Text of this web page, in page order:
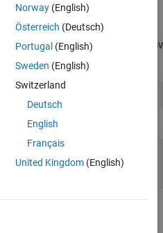
, is added to cgv.CGV
is defined as:
inputIndex)
Norway(English)
Österreich (Deutsch)
Portugal (English)
Sweden (English)
Switzerland
Deutsch
English
Français
United Kingdom(English)